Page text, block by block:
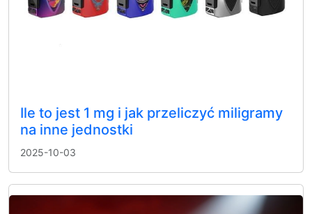
Ile to jest 1 mg i jak przeliczyć miligramy
na inne jednostki
2025-10-03